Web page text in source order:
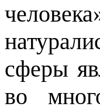
сферы
во